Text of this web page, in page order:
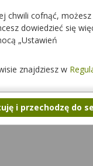
chwili cofnąć, możesz
dowiedzieć się
„Ustawień
znajdziesz w
i przechodzę do